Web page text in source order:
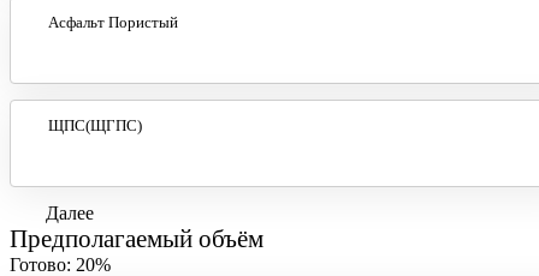
Асфальт Пористый
ЩПС(ЩГПС)
Далее
Предполагаемый объём
Готово: 20%